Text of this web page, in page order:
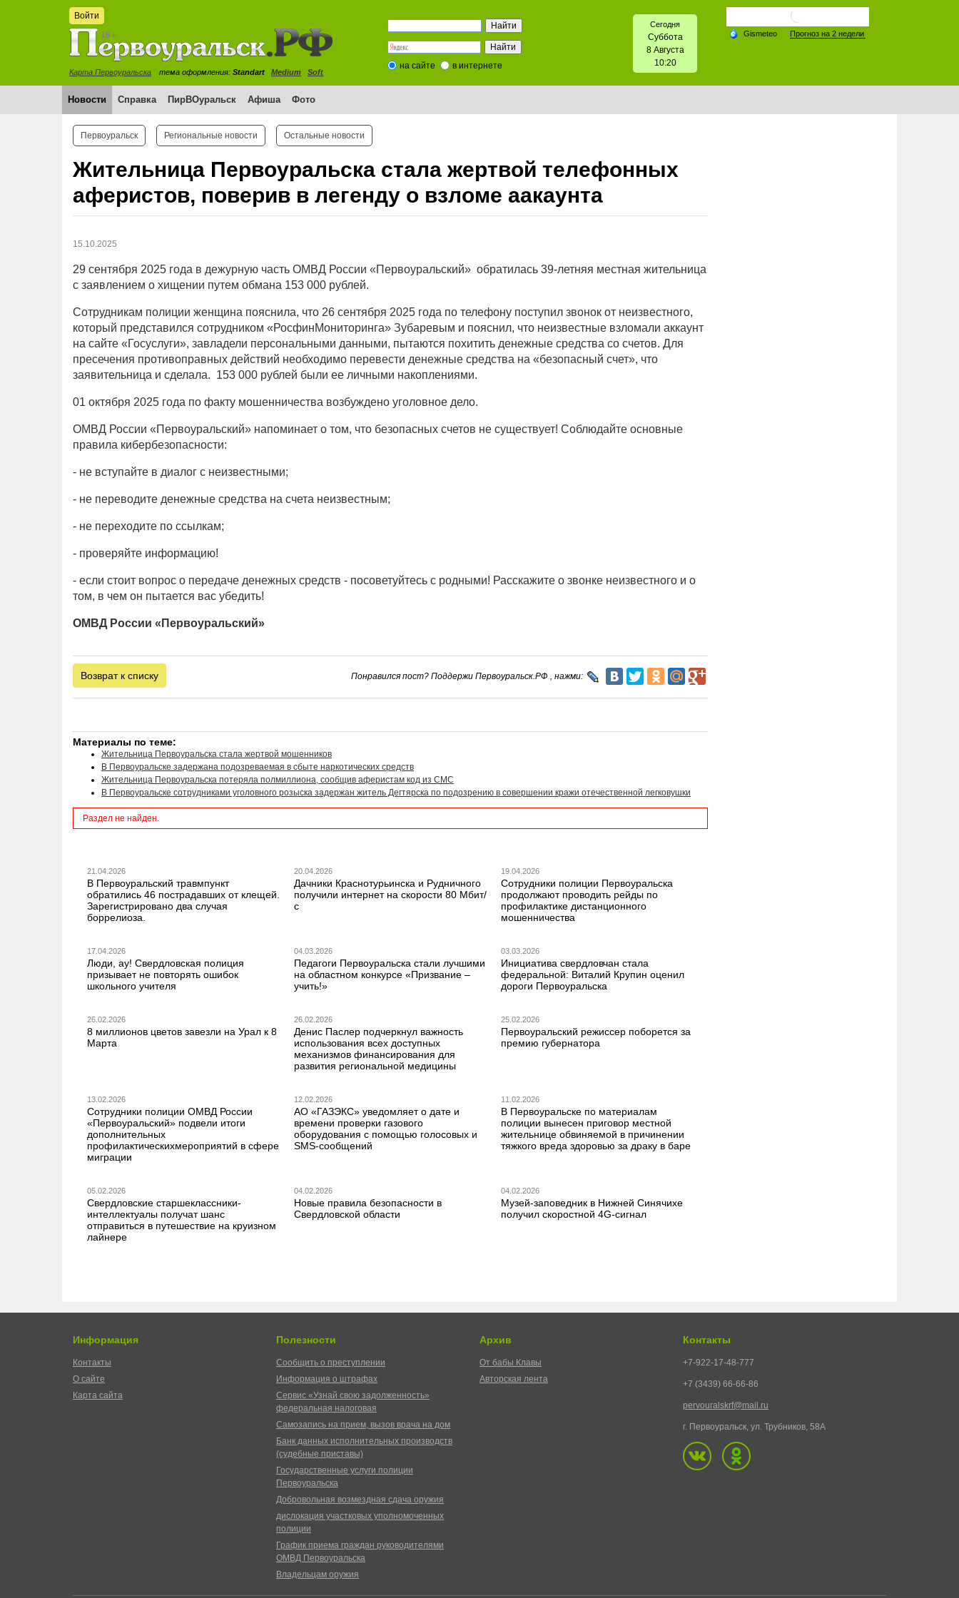
Войти
Карта Первоуральска тема оформления: Standart Medium Soft
на сайте в интернете
Сегодня
Суббота
8 Августа
10:20
Новости Справка ПирВОуральск Афиша Фото
Первоуральск Региональные новости Остальные новости
Жительница Первоуральска стала жертвой телефонных
аферистов, поверив в легенду о взломе аакаунта
15.10.2025
29 сентября 2025 года в дежурную часть ОМВД России «Первоуральский» обратилась 39-летняя местная жительница
с заявлением о хищении путем обмана 153 000 рублей.
Сотрудникам полиции женщина пояснила, что 26 сентября 2025 года по телефону поступил звонок от неизвестного,
который представился сотрудником «РосфинМониторинга» Зубаревым и пояснил, что неизвестные взломали аккаунт
на сайте «Госуслуги», завладели персональными данными, пытаются похитить денежные средства со счетов. Для
пресечения противоправных действий необходимо перевести денежные средства на «безопасный счет», что
заявительница и сделала. 153 000 рублей были ее личными накоплениями.
01 октября 2025 года по факту мошенничества возбуждено уголовное дело.
ОМВД России «Первоуральский» напоминает о том, что безопасных счетов не существует! Соблюдайте основные
правила кибербезопасности:
- не вступайте в диалог с неизвестными;
- не переводите денежные средства на счета неизвестным;
- не переходите по ссылкам;
- проверяйте информацию!
- если стоит вопрос о передаче денежных средств - посоветуйтесь с родными! Расскажите о звонке неизвестного и о
том, в чем он пытается вас убедить!
ОМВД России «Первоуральский»
Возврат к списку Понравился пост? Поддержи Первоуральск.РФ , нажми:
Материалы по теме:
Жительница Первоуральска стала жертвой мошенников
В Первоуральске задержана подозреваемая в сбыте наркотических средств
Жительница Первоуральска потеряла полмиллиона, сообщив аферистам код из СМС
В Первоуральске сотрудниками уголовного розыска задержан житель Дегтярска по подозрению в совершении кражи отечественной легковушки
Раздел не найден.
21.04.2026
В Первоуральский травмпункт
обратились 46 пострадавших от клещей.
Зарегистрировано два случая
боррелиоза.
20.04.2026
Дачники Краснотурьинска и Рудничного
получили интернет на скорости 80 Мбит/
с
19.04.2026
Сотрудники полиции Первоуральска
продолжают проводить рейды по
профилактике дистанционного
мошенничества
17.04.2026
Люди, ау! Свердловская полиция
призывает не повторять ошибок
школьного учителя
04.03.2026
Педагоги Первоуральска стали лучшими
на областном конкурсе «Призвание –
учить!»
03.03.2026
Инициатива свердловчан стала
федеральной: Виталий Крупин оценил
дороги Первоуральска
26.02.2026
8 миллионов цветов завезли на Урал к 8
Марта
26.02.2026
Денис Паслер подчеркнул важность
использования всех доступных
механизмов финансирования для
развития региональной медицины
25.02.2026
Первоуральский режиссер поборется за
премию губернатора
13.02.2026
Сотрудники полиции ОМВД России
«Первоуральский» подвели итоги
дополнительных
профилактическихмероприятий в сфере
миграции
12.02.2026
АО «ГАЗЭКС» уведомляет о дате и
времени проверки газового
оборудования с помощью голосовых и
SMS-сообщений
11.02.2026
В Первоуральске по материалам
полиции вынесен приговор местной
жительнице обвиняемой в причинении
тяжкого вреда здоровью за драку в баре
05.02.2026
Свердловские старшеклассники-
интеллектуалы получат шанс
отправиться в путешествие на круизном
лайнере
04.02.2026
Новые правила безопасности в
Свердловской области
04.02.2026
Музей-заповедник в Нижней Синячихе
получил скоростной 4G-сигнал
Информация
Контакты
О сайте
Карта сайта
Полезности
Сообщить о преступлении
Информация о штрафах
Сервис «Узнай свою задолженность»
федеральная налоговая
Самозапись на прием, вызов врача на дом
Банк данных исполнительных производств
(судебные приставы)
Государственные услуги полиции
Первоуральска
Добровольная возмездная сдача оружия
дислокация участковых уполномоченных
полиции
График приема граждан руководителями
ОМВД Первоуральска
Владельцам оружия
Архив
От бабы Клавы
Авторская лента
Контакты
+7-922-17-48-777
+7 (3439) 66-66-86
pervouralskrf@mail.ru
г. Первоуральск, ул. Трубников, 58А